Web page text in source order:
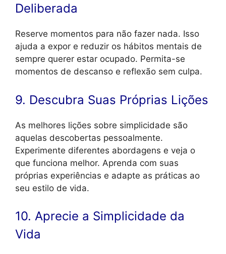
Deliberada
Reserve momentos para não fazer nada. Isso
ajuda a expor e reduzir os hábitos mentais de
sempre querer estar ocupado. Permita-se
momentos de descanso e reflexão sem culpa.
9. Descubra Suas Próprias Lições
As melhores lições sobre simplicidade são
aquelas descobertas pessoalmente.
Experimente diferentes abordagens e veja o
que funciona melhor. Aprenda com suas
próprias experiências e adapte as práticas ao
seu estilo de vida.
10. Aprecie a Simplicidade da
Vida